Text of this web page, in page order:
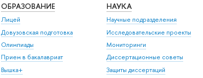
ОБРАЗОВАНИЕ
Лицей
Довузовская подготовка
Олимпиады
Прием в бакалавриат
Вышка+
НАУКА
Научные подразделения
Исследовательские проекты
Мониторинги
Диссертационные советы
Защиты диссертаций